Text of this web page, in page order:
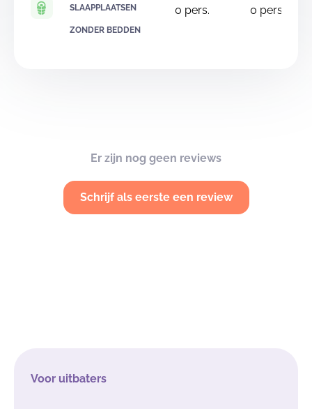
SLAAPPLAATSEN
ZONDER BEDDEN
0 pers. 0 pers.
Er zijn nog geen reviews
Schrijf als eerste een review
Voor uitbaters